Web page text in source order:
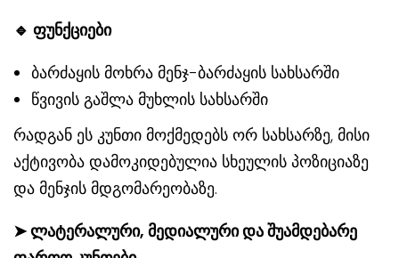
🔹 ფუნქციები
ბარძაყის მოხრა მენჯ-ბარძაყის სახსარში
წვივის გაშლა მუხლის სახსარში
რადგან ეს კუნთი მოქმედებს ორ სახსარზე, მისი
აქტივობა დამოკიდებულია სხეულის პოზიციაზე
და მენჯის მდგომარეობაზე.
➤ლატერალური, მედიალური და შუამდებარე